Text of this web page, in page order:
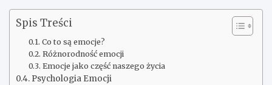
Spis Treści
Co to są emocje?
Różnorodność emocji
Emocje jako część naszego życia
Psychologia Emocji